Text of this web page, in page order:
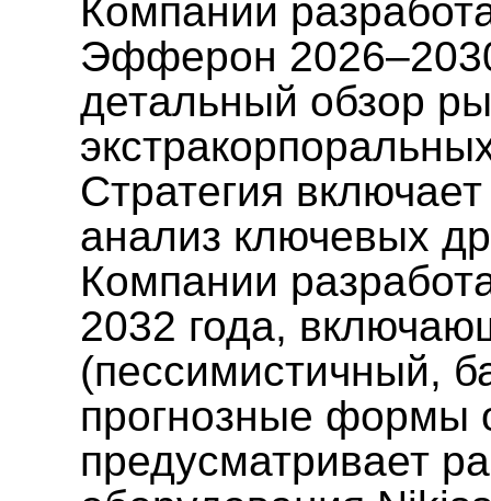
Компании
Эфферон
детальный обзор
Стратегия
анализ ключевых
Компании
2032 года,
(пессимистичный,
прогнозные формы
предусматривает